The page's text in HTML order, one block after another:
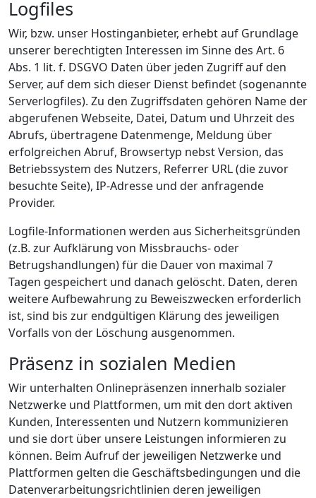
Logfiles
Wir, bzw. unser Hostinganbieter, erhebt auf Grundlage
unserer berechtigten Interessen im Sinne des Art. 6
Abs. 1 lit. f. DSGVO Daten über jeden Zugriff auf den
Server, auf dem sich dieser Dienst befindet (sogenannte
Serverlogfiles). Zu den Zugriffsdaten gehören Name der
abgerufenen Webseite, Datei, Datum und Uhrzeit des
Abrufs, übertragene Datenmenge, Meldung über
erfolgreichen Abruf, Browsertyp nebst Version, das
Betriebssystem des Nutzers, Referrer URL (die zuvor
besuchte Seite), IP-Adresse und der anfragende
Provider.
Logfile-Informationen werden aus Sicherheitsgründen
(z.B. zur Aufklärung von Missbrauchs- oder
Betrugshandlungen) für die Dauer von maximal 7
Tagen gespeichert und danach gelöscht. Daten, deren
weitere Aufbewahrung zu Beweiszwecken erforderlich
ist, sind bis zur endgültigen Klärung des jeweiligen
Vorfalls von der Löschung ausgenommen.
Präsenz in sozialen Medien
Wir unterhalten Onlinepräsenzen innerhalb sozialer
Netzwerke und Plattformen, um mit den dort aktiven
Kunden, Interessenten und Nutzern kommunizieren
und sie dort über unsere Leistungen informieren zu
können. Beim Aufruf der jeweiligen Netzwerke und
Plattformen gelten die Geschäftsbedingungen und die
Datenverarbeitungsrichtlinien deren jeweiligen